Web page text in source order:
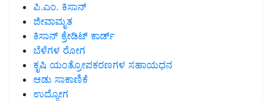
ಪಿ.ಎಂ. ಕಿಸಾನ್
ಜೀವಾಮೃತ
ಕಿಸಾನ್ ಕ್ರೇಡಿಟ್ ಕಾರ್ಡ್
ಬೆಳೆಗಳ ರೋಗ
ಕೃಷಿ ಯಂತ್ರೋಪಕರಣಗಳ ಸಹಾಯಧನ
ಆಡು ಸಾಕಾಣಿಕೆ
ಉದ್ಯೋಗ